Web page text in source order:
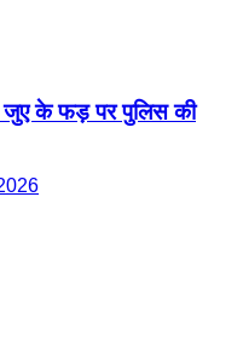
जुए के फड़ पर पुलिस की